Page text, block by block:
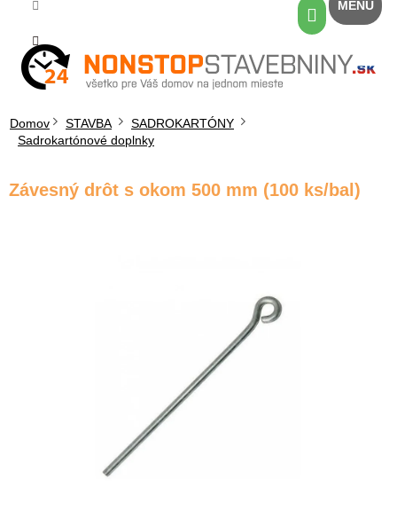
obsah
Nákupný
košík
Domov STAVBA
SADROKARTÓNY
Sadrokartónové doplnky
Závesný drôt s okom 500 mm (100 ks/bal)